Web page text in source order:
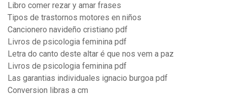
Libro comer rezar y amar frases
Tipos de trastornos motores en niños
Cancionero navideño cristiano pdf
Livros de psicologia feminina pdf
Letra do canto deste altar é que nos vem a paz
Livros de psicologia feminina pdf
Las garantias individuales ignacio burgoa pdf
Conversion libras a cm